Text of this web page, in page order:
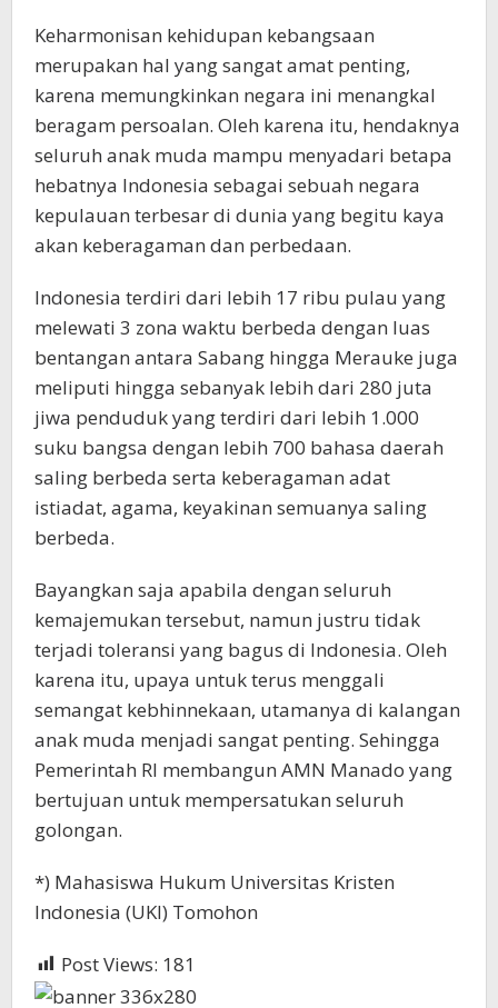
Keharmonisan kehidupan kebangsaan
merupakan hal yang sangat amat penting,
karena memungkinkan negara ini menangkal
beragam persoalan. Oleh karena itu, hendaknya
seluruh anak muda mampu menyadari betapa
hebatnya Indonesia sebagai sebuah negara
kepulauan terbesar di dunia yang begitu kaya
akan keberagaman dan perbedaan.
Indonesia terdiri dari lebih 17 ribu pulau yang
melewati 3 zona waktu berbeda dengan luas
bentangan antara Sabang hingga Merauke juga
meliputi hingga sebanyak lebih dari 280 juta
jiwa penduduk yang terdiri dari lebih 1.000
suku bangsa dengan lebih 700 bahasa daerah
saling berbeda serta keberagaman adat
istiadat, agama, keyakinan semuanya saling
berbeda.
Bayangkan saja apabila dengan seluruh
kemajemukan tersebut, namun justru tidak
terjadi toleransi yang bagus di Indonesia. Oleh
karena itu, upaya untuk terus menggali
semangat kebhinnekaan, utamanya di kalangan
anak muda menjadi sangat penting. Sehingga
Pemerintah RI membangun AMN Manado yang
bertujuan untuk mempersatukan seluruh
golongan.
*) Mahasiswa Hukum Universitas Kristen
Indonesia (UKI) Tomohon
Post Views: 181